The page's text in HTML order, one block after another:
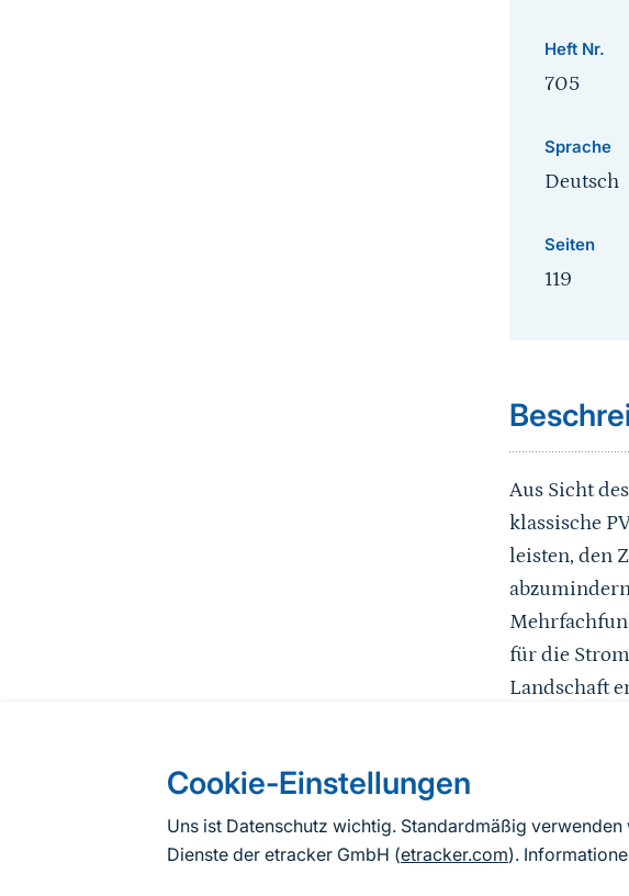
Cookie-Einstellungen
Uns ist Datenschutz wichtig. Standardmäßig
Dienste der etracker GmbH (etracker.com).
Heft Nr.
705
Sprache
Deutsch
Seiten
119
Aus Sicht
klassische
leisten, den
für die
Landschaft
wird beim
örtlichen